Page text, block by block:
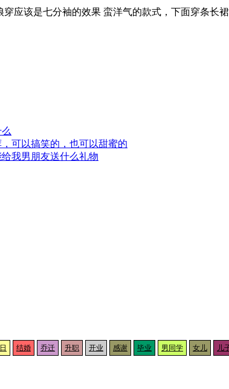
应该是七分袖的效果 蛮洋气的款式，下面穿条长
可以搞笑的，也可以甜蜜的
我男朋友送什么礼物
结婚 乔迁 升职 开业 感谢 毕业 男同学 女儿 儿